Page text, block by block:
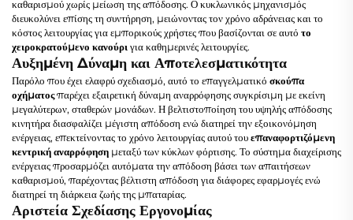
καθαρισμού χωρίς μείωση της απόδοσης. Ο κυκλωνικός μηχανισμός
διευκολύνει επίσης τη συντήρηση, μειώνοντας τον χρόνο αδράνειας και το
κόστος λειτουργίας για εμπορικούς χρήστες που βασίζονται σε αυτό το
χειροκρατούμενο κανούρι για καθημερινές λειτουργίες.
Αυξημένη Δύναμη και Αποτελεσματικότητα
Παρόλο που έχει ελαφρύ σχεδιασμό, αυτό το επαγγελματικό σκούπα
οχήματοςπαρέχει εξαιρετική δύναμη αναρρόφησης συγκρίσιμη με εκείνη
μεγαλύτερων, σταθερών μονάδων. Η βελτιστοποίηση του υψηλής απόδοσης
κινητήρα διασφαλίζει μέγιστη απόδοση ενώ διατηρεί την εξοικονόμηση
ενέργειας, επεκτείνοντας το χρόνο λειτουργίας αυτού τουεπαναφορτιζόμενη
κεντρική αναρρόφηση μεταξύ των κύκλων φόρτισης. Το σύστημα διαχείρισης
ενέργειας προσαρμόζει αυτόματα την απόδοση βάσει των απαιτήσεων
καθαρισμού, παρέχοντας βέλτιστη απόδοση για διάφορες εφαρμογές ενώ
διατηρεί τη διάρκεια ζωής της μπαταρίας.
Αριστεία Σχεδίασης Εργονομίας